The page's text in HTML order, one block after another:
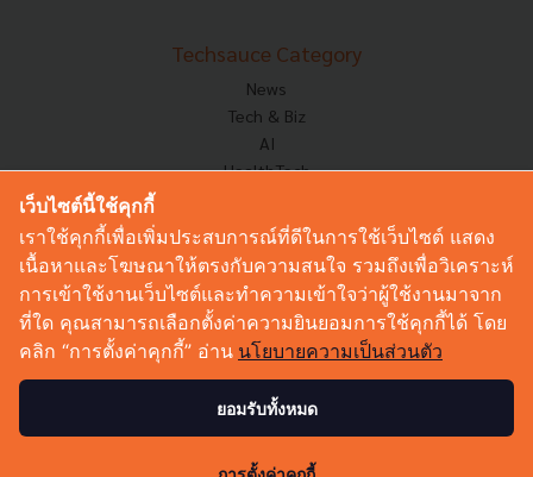
Techsauce Category
News
Tech & Biz
AI
HealthTech
Corp Innov
Saucy Thoughts
Based On
Sustainable
Videos
Podcast
เว็บไซต์นี้ใช้คุกกี้
เราใช้คุกกี้เพื่อเพิ่มประสบการณ์ที่ดีในการใช้เว็บไซต์ แสดง
เนื้อหาและโฆษณาให้ตรงกับความสนใจ รวมถึงเพื่อวิเคราะห์
การเข้าใช้งานเว็บไซต์และทำความเข้าใจว่าผู้ใช้งานมาจาก
ที่ใด คุณสามารถเลือกตั้งค่าความยินยอมการใช้คุกกี้ได้ โดย
คลิก “การตั้งค่าคุกกี้” อ่าน นโยบายความเป็นส่วนตัว
ยอมรับทั้งหมด